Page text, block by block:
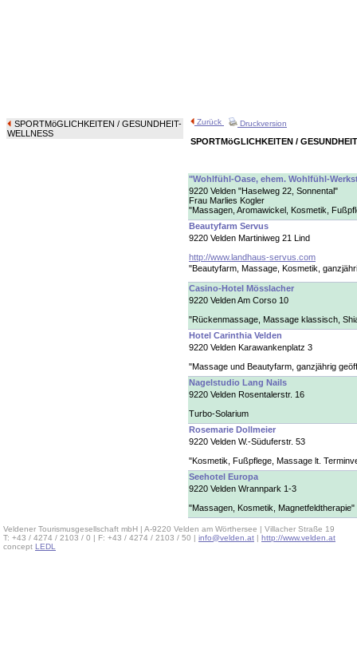
SPORTMöGLICHKEITEN / GESUNDHEIT-
WELLNESS
Zurück Druckversion
SPORTMöGLICHKEITEN /
"Wohlfühl-Oase, ehem. Wohlfühl-
9220 Velden "Haselweg 22, Sonnental"
Frau Marlies Kogler
"Massagen, Aromawickel, Kosmetik,
Beautyfarm Servus
9220 Velden Martiniweg 21 Lind
http://www.landhaus-servus.com
"Beautyfarm, Massage, Kosmetik,
Casino-Hotel Mösslacher
9220 Velden Am Corso 10
"Rückenmassage, Massage klassisch,
Hotel Carinthia Velden
9220 Velden Karawankenplatz 3
"Massage und Beautyfarm, ganzjährig
Nagelstudio Lang Nails
9220 Velden Rosentalerstr. 16
Turbo-Solarium
Rosemarie Dollmeier
9220 Velden W.-Süduferstr. 53
"Kosmetik, Fußpflege, Massage lt.
Seehotel Europa
9220 Velden Wrannpark 1-3
"Massagen, Kosmetik, Magnetfeldtherapie"
Veldener Tourismusgesellschaft mbH | A-9220 Velden am Wörthersee | Villacher Straße 19
T: +43 / 4274 / 2103 / 0 | F: +43 / 4274 / 2103 / 50 | info@velden.at | http://www.velden.at
concept LEDL